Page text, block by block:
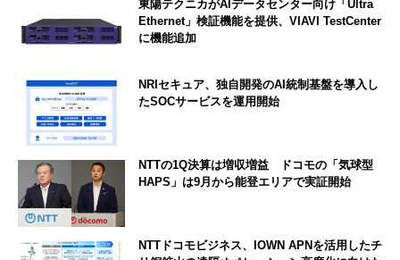
東陽テクニカがAIデータセンター向け「Ultra
Ethernet」検証機能を提供、VIAVI TestCenter
に機能追加
NRIセキュア、独自開発のAI統制基盤を導入し
たSOCサービスを運用開始
NTTの1Q決算は増収増益 ドコモの「気球型
HAPS」は9月から能登エリアで実証開始
NTTドコモビジネス、IOWN APNを活用したチ